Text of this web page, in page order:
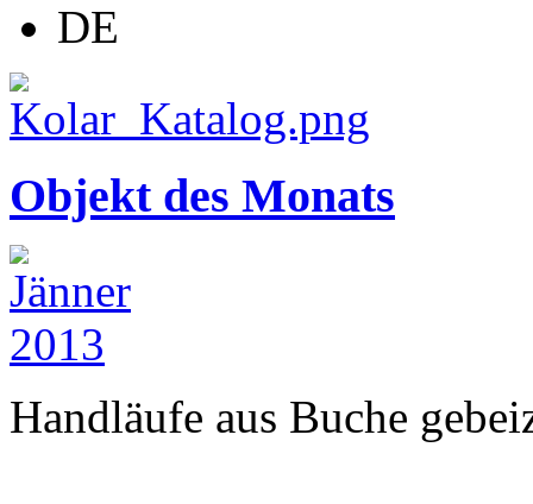
DE
Objekt des Monats
Handläufe aus Buche